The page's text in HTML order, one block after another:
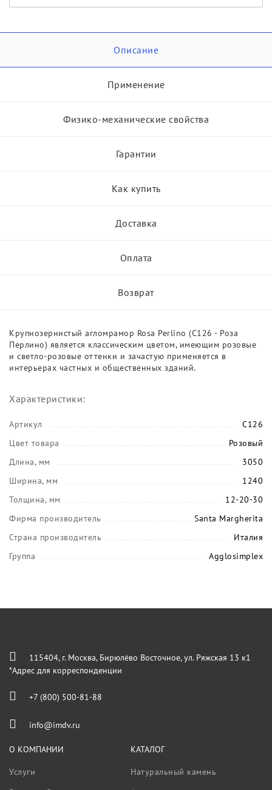
Описание
Применение
Физико-механические свойства
Гарантии
Как купить
Доставка
Оплата
Возврат
Крупнозернистый агломрамор Rosa Perlino (C126 - Роза
Перлино) является классическим цветом, имеющим розовые
и светло-розовые оттенки и зачастую применяется в
интерьерах частных и общественных зданий.
Характеристики:
Артикул
C126
Цвет товара
Розовый
Длина, мм
3050
Ширина, мм
1240
Толщина, мм
12-20-30
Фирма производитель
Santa Margherita
Страна производитель
Италия
Группа
Agglosimplex
115404, г. Москва, Бирюлёво Восточное, ул. Ряжская 13 к1
*Адрес для корреспонденции
+7 (800) 500-81-88
info@imdv.ru
О КОМПАНИИ
Услуги
КАТАЛОГ
Натуральный камень